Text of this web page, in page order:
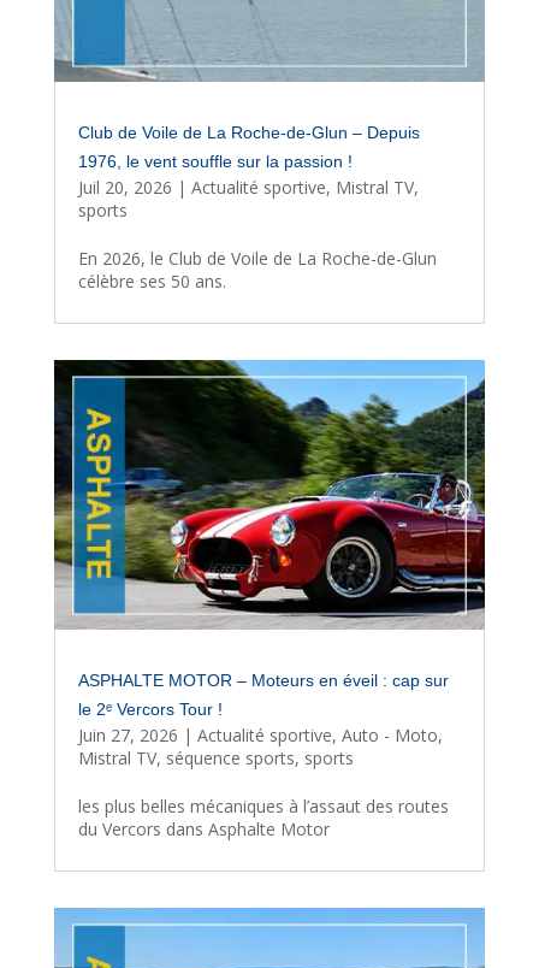
Club de Voile de La Roche-de-Glun – Depuis
1976, le vent souffle sur la passion !
Juil 20, 2026 | Actualité sportive, Mistral TV,
sports
En 2026, le Club de Voile de La Roche-de-Glun
célèbre ses 50 ans.
ASPHALTE MOTOR – Moteurs en éveil : cap sur
le 2ᵉ Vercors Tour !
Juin 27, 2026 | Actualité sportive, Auto - Moto,
Mistral TV, séquence sports, sports
les plus belles mécaniques à l’assaut des routes
du Vercors dans Asphalte Motor